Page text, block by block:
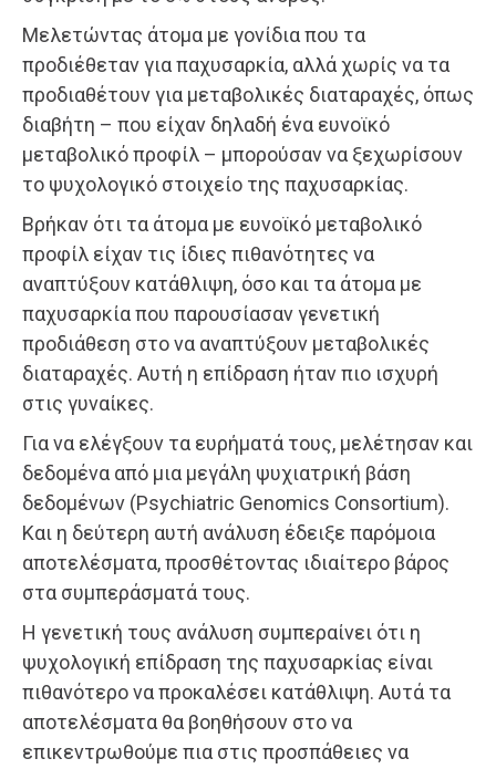
Μελετώντας άτομα με γονίδια που τα
προδιέθεταν για παχυσαρκία, αλλά χωρίς να τα
προδιαθέτουν για μεταβολικές διαταραχές, όπως
διαβήτη – που είχαν δηλαδή ένα ευνοϊκό
μεταβολικό προφίλ – μπορούσαν να ξεχωρίσουν
το ψυχολογικό στοιχείο της παχυσαρκίας.
Βρήκαν ότι τα άτομα με ευνοϊκό μεταβολικό
προφίλ είχαν τις ίδιες πιθανότητες να
αναπτύξουν κατάθλιψη, όσο και τα άτομα με
παχυσαρκία που παρουσίασαν γενετική
προδιάθεση στο να αναπτύξουν μεταβολικές
διαταραχές. Αυτή η επίδραση ήταν πιο ισχυρή
στις γυναίκες.
Για να ελέγξουν τα ευρήματά τους, μελέτησαν και
δεδομένα από μια μεγάλη ψυχιατρική βάση
δεδομένων (Psychiatric Genomics Consortium).
Και η δεύτερη αυτή ανάλυση έδειξε παρόμοια
αποτελέσματα, προσθέτοντας ιδιαίτερο βάρος
στα συμπεράσματά τους.
Η γενετική τους ανάλυση συμπεραίνει ότι η
ψυχολογική επίδραση της παχυσαρκίας είναι
πιθανότερο να προκαλέσει κατάθλιψη. Αυτά τα
αποτελέσματα θα βοηθήσουν στο να
επικεντρωθούμε πια στις προσπάθειες να